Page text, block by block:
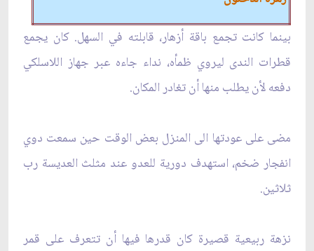
بينما كانت تجمع باقة أزهار، قابلته في السهل. كان يجمع
قطرات الندى ليروي ظمأه، نداء جاءه عبر جهاز اللاسلكي
دفعه لأن يطلب منها أن تغادر المكان.
مضى على عودتها الى المنزل بعض الوقت حين سمعت دوي
انفجار ضخم، استهدف دورية للعدو عند مثلث العديسة رب
ثلاثين.
نزهة ربيعية قصيرة كان قدرها فيها أن تتعرف على قمر